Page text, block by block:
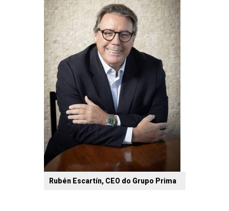
Rubén Escartín, CEO do Grupo Prima